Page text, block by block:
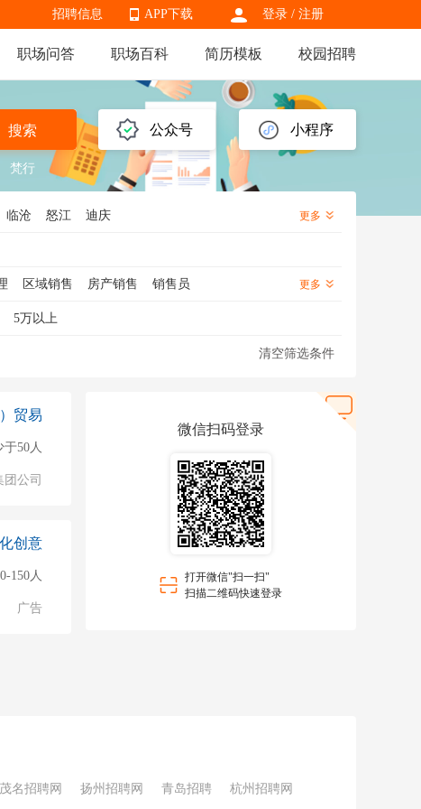
登录 / 注册
APP下载
APP下载
招聘信息
职场问答 职场百科 简历模板 校园招聘
公众号 小程序
搜索
梵行
临沧 怒江 迪庆 更多
区域销售 房产销售
销售员
销售 信用卡销售
更多
5万以上
清空筛选条件
贸易
于50人
公司
创意
150人
广告
微信扫码登录
打开微信"扫一扫"
扫描二维码快速登录
茂名招聘网 扬州招聘网 青岛招聘 杭州招聘网